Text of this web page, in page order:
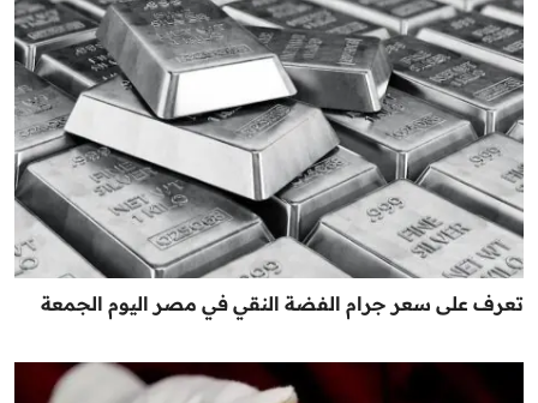
تعرف على سعر جرام الفضة النقي في مصر اليوم الجمعة